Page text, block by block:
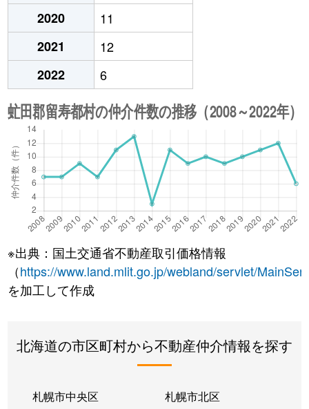
2020
11
2021
12
2022
6
※出典：国土交通省不動産取引価格情報
（https://www.land.mlit.go.jp/webland/servlet/
を加工して作成
北海道の市区町村から不動産仲介情報を探す
札幌市中央区 札幌市北区